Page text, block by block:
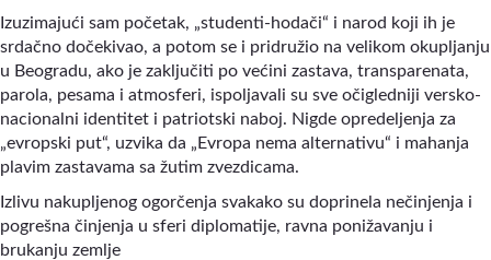
Izuzimajući sam početak, „studenti-hodači“ i narod koji ih je
srdačno dočekivao, a potom se i pridružio na velikom okupljanju
u Beogradu, ako je zaključiti po većini zastava, transparenata,
parola, pesama i atmosferi, ispoljavali su sve očigledniji versko-
nacionalni identitet i patriotski naboj. Nigde opredeljenja za
„evropski put“, uzvika da „Evropa nema alternativu“ i mahanja
plavim zastavama sa žutim zvezdicama.
Izlivu nakupljenog ogorčenja svakako su doprinela nečinjenja i
pogrešna činjenja u sferi diplomatije, ravna ponižavanju i
brukanju zemlje